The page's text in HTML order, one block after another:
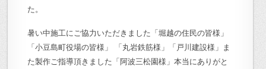
た。
暑い中施工にご協力いただきました「堀越の住民の皆様」
「小豆島町役場の皆様」 「丸岩鉄筋様」「戸川建設様」ま
た製作ご指導頂きました「阿波三松園様」本当にありがと